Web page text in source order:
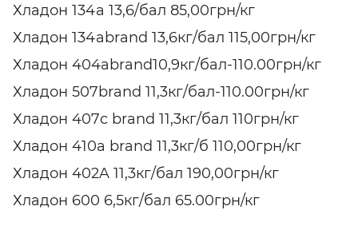
Хладон 134а 13,6/бал 85,00грн/кг
Хладон 134аbrand 13,6кг/бал 115,00грн/кг
Хладон 404abrand10,9кг/бал-110.00грн/кг
Хладон 507brand 11,3кг/бал-110.00грн/кг
Хладон 407c brand 11,3кг/бал 110грн/кг
Хладон 410a brand 11,3кг/б 110,00грн/кг
Хладон 402A 11,3кг/бал 190,00грн/кг
Хладон 600 6,5кг/бал 65.00грн/кг